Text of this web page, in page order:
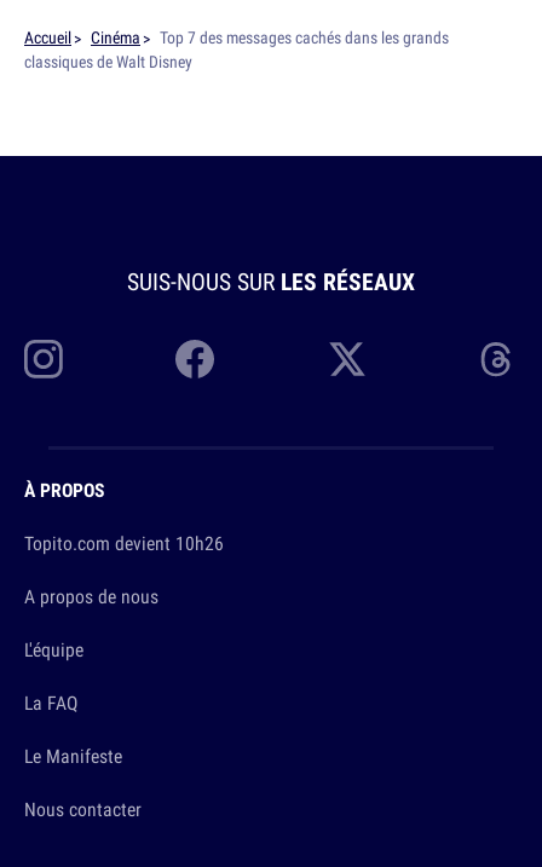
Accueil Cinéma
Top 7 des messages cachés dans les grands
classiques de Walt Disney
SUIS-NOUS SUR LES RÉSEAUX
À PROPOS
Topito.com devient 10h26
A propos de nous
L'équipe
La FAQ
Le Manifeste
Nous contacter